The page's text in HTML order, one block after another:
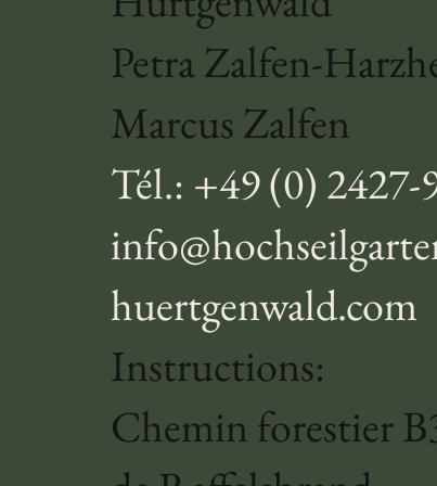
Petra Zalfen-
Marcus Zalfen
Tél.: +49 (0) 2427-
huertgenwald.com
Instructions:
Chemin forestier